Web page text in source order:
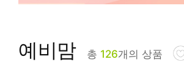
예비맘 총 126개의 상품